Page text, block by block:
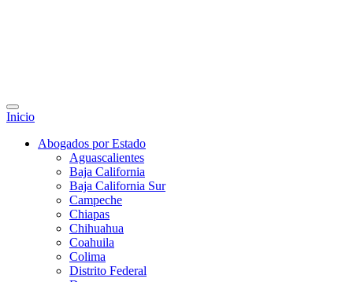
Inicio
Abogados por Estado
Aguascalientes
Baja California
Baja California Sur
Campeche
Chiapas
Chihuahua
Coahuila
Colima
Distrito Federal